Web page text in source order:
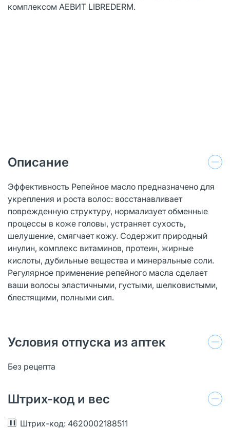
комплексом АЕВИТ LIBREDERM.
Описание
Эффективность Репейное масло предназначено для
укрепления и роста волос: восстанавливает
поврежденную структуру, нормализует обменные
процессы в коже головы, устраняет сухость,
шелушение, смягчает кожу. Содержит природный
инулин, комплекс витаминов, протеин, жирные
кислоты, дубильные вещества и минеральные соли.
Регулярное применение репейного масла сделает
ваши волосы эластичными, густыми, шелковистыми,
блестящими, полными сил.
Условия отпуска из аптек
Без рецепта
Штрих-код и вес
Штрих-код: 4620002188511